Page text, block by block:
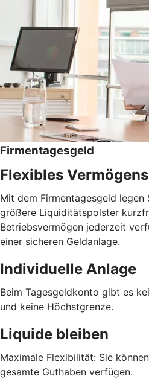
Firmentagesgeld
Flexibles
Mit dem Firmentagesgeld legen
größere Liquiditätspolster
Betriebsvermögen jederzeit
einer sicheren Geldanlage.
Individuelle Anlage
Beim Tagesgeldkonto gibt es
und keine Höchstgrenze.
Liquide bleiben
Maximale Flexibilität: Sie
gesamte Guthaben verfügen.